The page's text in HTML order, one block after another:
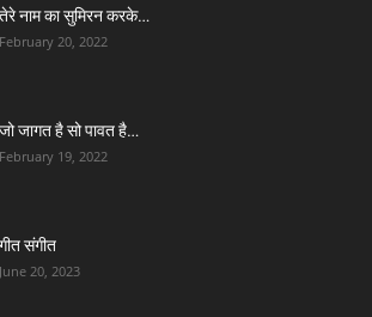
तेरे नाम का सुमिरन करके…
February 20, 2022
जो जागत है सो पावत है…
February 19, 2022
गीत संगीत
June 20, 2023